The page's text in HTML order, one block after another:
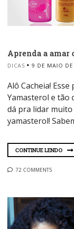
Aprenda a amar
DICAS 9 DE MAIO
Alô Cacheia!
Yamasterol e tão
dá pra lidar
yamasterol!
CONTINUE LENDO
72 COMMENTS